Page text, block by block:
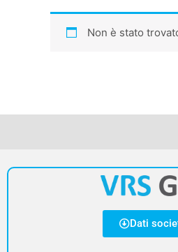
Non è stato
Dati